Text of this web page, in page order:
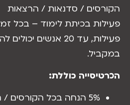
/ סדנאות / הרצאות
בכיתת לימוד – בכל זמן שלא
פעילות, עד 20 אנשים יכולים
כוללת:
5% הנחה בכל הקורסים /